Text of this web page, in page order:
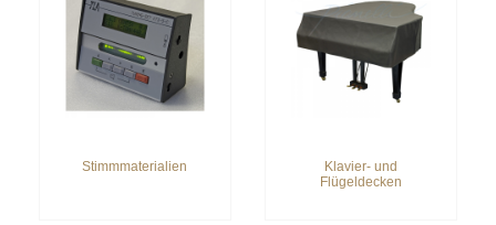
Stimmmaterialien
Klavier- und
Flügeldecken